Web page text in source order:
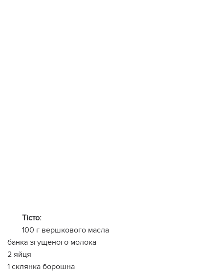
Тісто:
100 г вершкового масла
банка згущеного молока
2 яйця
1 склянка борошна